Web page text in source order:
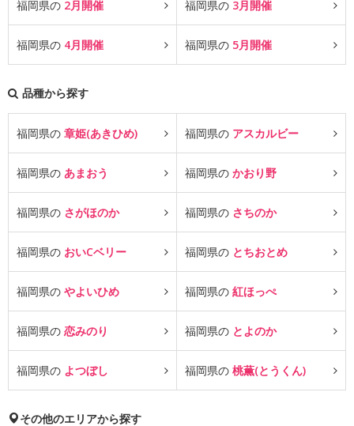
福岡県の 2月開催 福岡県の 3月開催
福岡県の 4月開催 福岡県の 5月開催
品種から探す
福岡県の 章姫(あきひめ) 福岡県の アスカルビー
福岡県の あまおう 福岡県の かおり野
福岡県の さがほのか 福岡県の さちのか
福岡県の おいCベリー 福岡県の とちおとめ
福岡県の やよいひめ 福岡県の 紅ほっぺ
福岡県の 恋みのり 福岡県の とよのか
福岡県の よつぼし 福岡県の 桃薫(とうくん)
その他のエリアから探す